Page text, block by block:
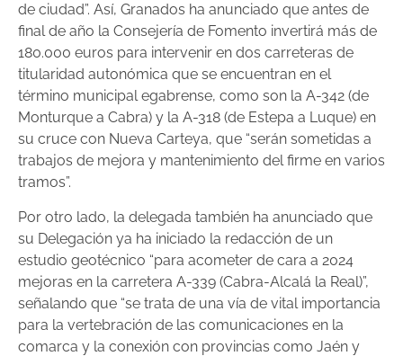
de ciudad”. Así, Granados ha anunciado que antes de
final de año la Consejería de Fomento invertirá más de
180.000 euros para intervenir en dos carreteras de
titularidad autonómica que se encuentran en el
término municipal egabrense, como son la A-342 (de
Monturque a Cabra) y la A-318 (de Estepa a Luque) en
su cruce con Nueva Carteya, que “serán sometidas a
trabajos de mejora y mantenimiento del firme en varios
tramos”.
Por otro lado, la delegada también ha anunciado que
su Delegación ya ha iniciado la redacción de un
estudio geotécnico “para acometer de cara a 2024
mejoras en la carretera A-339 (Cabra-Alcalá la Real)”,
señalando que “se trata de una vía de vital importancia
para la vertebración de las comunicaciones en la
comarca y la conexión con provincias como Jaén y